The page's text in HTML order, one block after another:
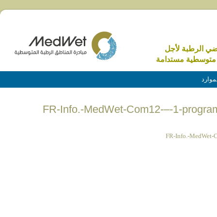
الرطبة لأجل
مستدامة
FR-Info.-MedWet-Com12-–-1-
FR-Info.-MedWet-